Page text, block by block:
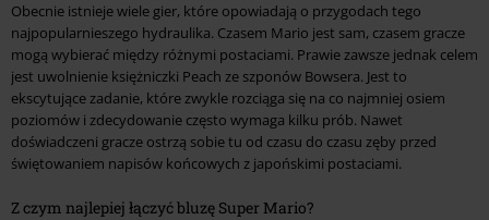
Obecnie istnieje wiele gier, które opowiadają o przygodach tego
najpopularnieszego hydraulika. Czasem Mario jest sam, czasem gracze
mogą wybierać między różnymi postaciami. Prawie zawsze jednak celem
jest uwolnienie księżniczki Peach ze szponów Bowsera. Jest to
ekscytujące zadanie, które zwykle rozciąga się na co najmniej osiem
poziomów i zdecydowanie często wymaga kilku prób. Nawet
doświadczeni gracze ostrzą sobie tu od czasu do czasu zęby przed
świętowaniem napisów końcowych z japońskimi postaciami.
Z czym najlepiej łączyć bluzę Super Mario?